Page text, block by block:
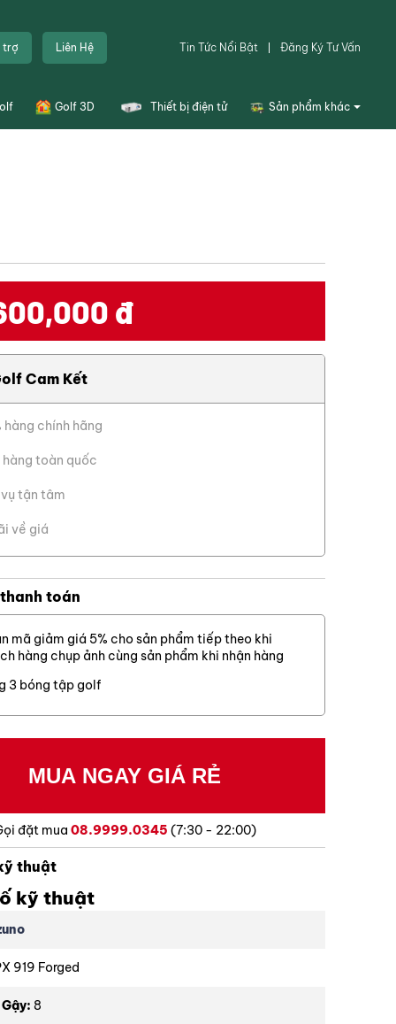
trợ Liên Hệ Tin Tức Nổi Bật Đăng Ký Tư Vấn
Golf 3D Thiết bị điện tử Sản phẩm khác
Cỏ thật
đ
Cam Kết
hàng chính hãng
hàng toàn quốc
tận tâm
về giá
toán
mã giảm giá 5% cho sản phẩm tiếp theo khi
hàng chụp ảnh cùng sản phẩm khi nhận hàng
3 bóng tập golf
đặt mua 08.9999.0345 (7:30 - 22:00)
thuật
kỹ thuật
919 Forged
8
nhiều loại
này giúp
golfer, bởi:
chỉnh
có những
30% giúp
vang và hạn
Chrome với lớp
ánh sáng
đánh